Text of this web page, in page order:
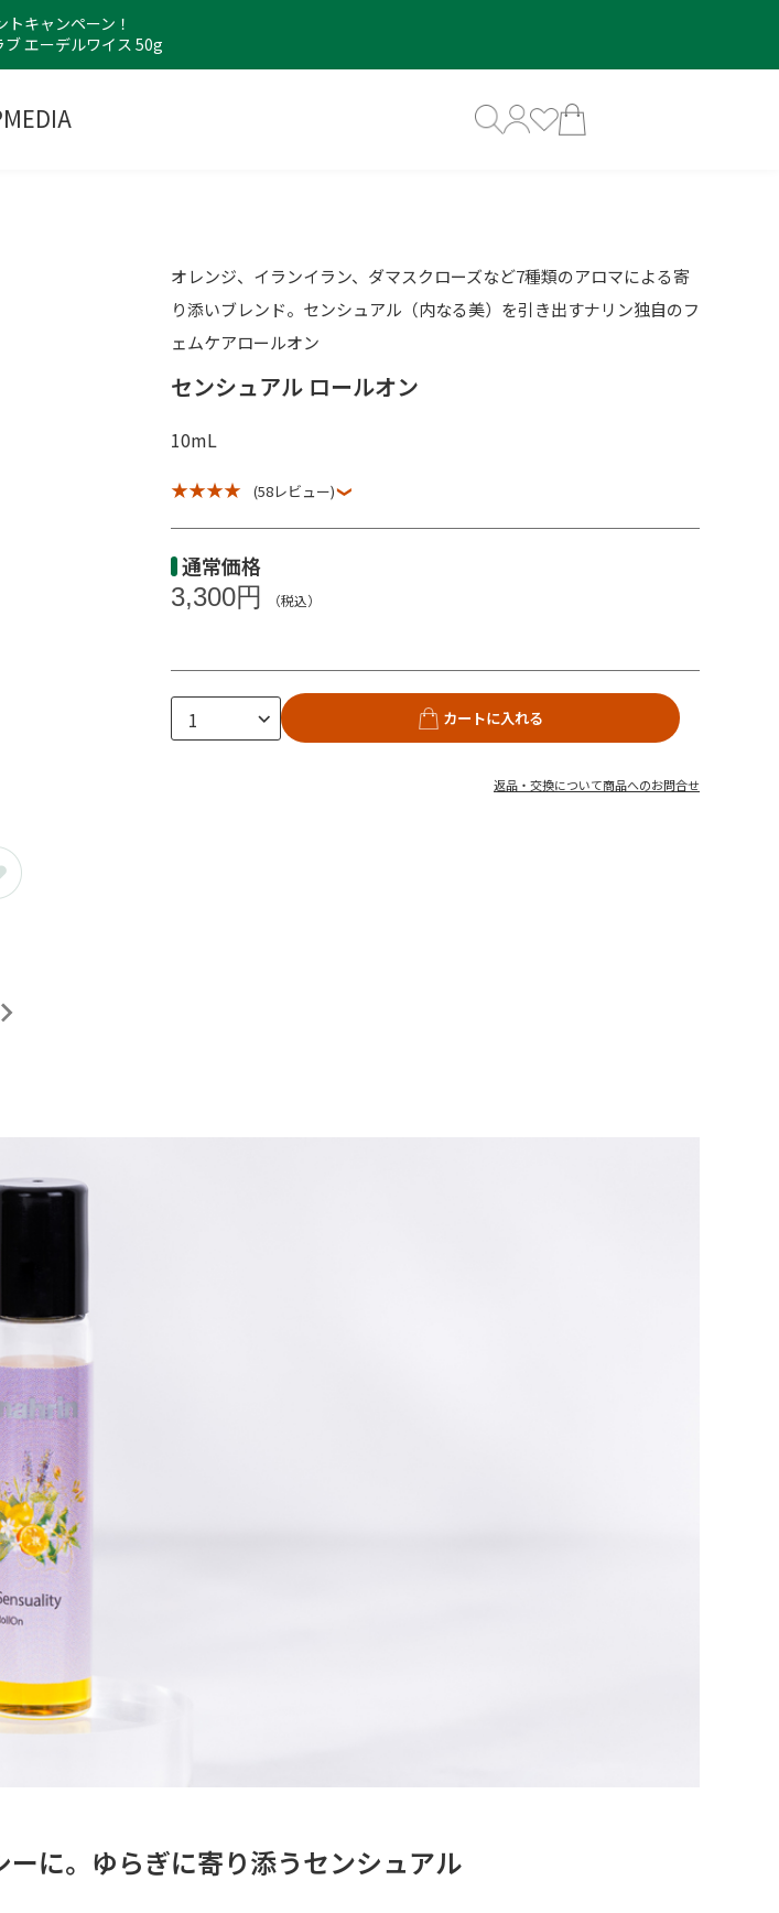
トキャンペーン！
ブ エーデルワイス 50g
MEDIA
オレンジ、イランイラン、ダマスクローズなど7種類のアロマによる寄
り添いブレンド。センシュアル（内なる美）を引き出すナリン独自のフ
ェムケアロールオン
センシュアル ロールオン
10mL
★ ★ ★ ★
(58レビュー)
通常価格
3,300円 （税込）
カートに入れる
返品・交換について商品へのお問合せ
に。ゆらぎに寄り添うセンシュアル